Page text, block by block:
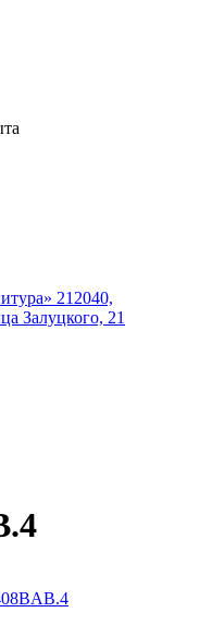
212040,
Залуцкого, 21